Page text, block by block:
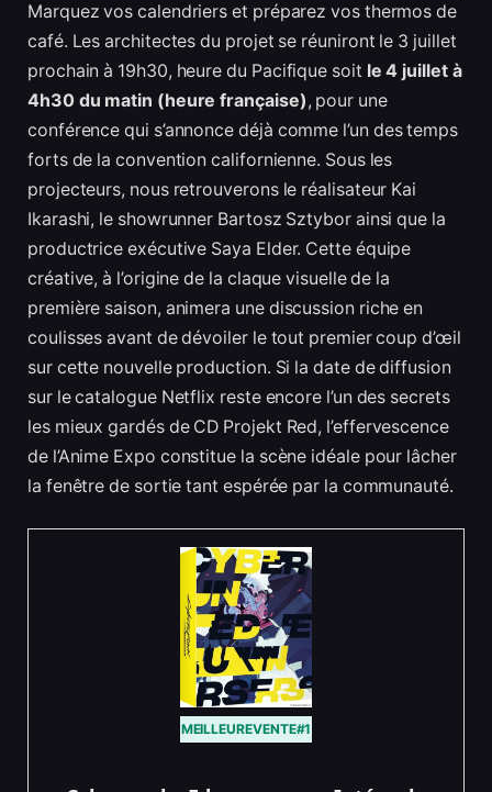
Marquez vos calendriers et préparez vos thermos de
café. Les architectes du projet se réuniront le 3 juillet
prochain à 19h30, heure du Pacifique soit le 4 juillet à
4h30 du matin (heure française), pour une
conférence qui s’annonce déjà comme l’un des temps
forts de la convention californienne. Sous les
projecteurs, nous retrouverons le réalisateur Kai
Ikarashi, le showrunner Bartosz Sztybor ainsi que la
productrice exécutive Saya Elder. Cette équipe
créative, à l’origine de la claque visuelle de la
première saison, animera une discussion riche en
coulisses avant de dévoiler le tout premier coup d’œil
sur cette nouvelle production. Si la date de diffusion
sur le catalogue Netflix reste encore l’un des secrets
les mieux gardés de CD Projekt Red, l’effervescence
de l’Anime Expo constitue la scène idéale pour lâcher
la fenêtre de sortie tant espérée par la communauté.
MEILLEUREVENTE#1